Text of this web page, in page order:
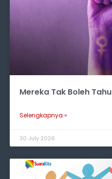
Mereka Tak Boleh Tahu
Selengkapnya »
30 July 2026